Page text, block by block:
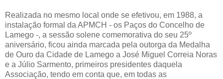
Realizada no mesmo local onde se efetivou, em 1988, a
instalação formal da APMCH - os Paços do Concelho de
Lamego -, a sessão solene comemorativa do seu 25º
aniversário, ficou ainda marcada pela outorga da Medalha
de Ouro da Cidade de Lamego a José Miguel Correia Noras
e a Júlio Sarmento, primeiros presidentes daquela
Associação, tendo em conta que, em todas as